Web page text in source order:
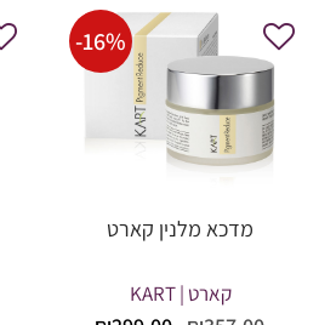
-16%
מדכא מלנין קארט
קארט | KART